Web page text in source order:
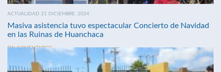
ACTUALIDAD 21 DICIEMBRE, 2024
Masiva asistencia tuvo espectacular Concierto de Navidad
en las Ruinas de Huanchaca
SIN COMENTARIOS